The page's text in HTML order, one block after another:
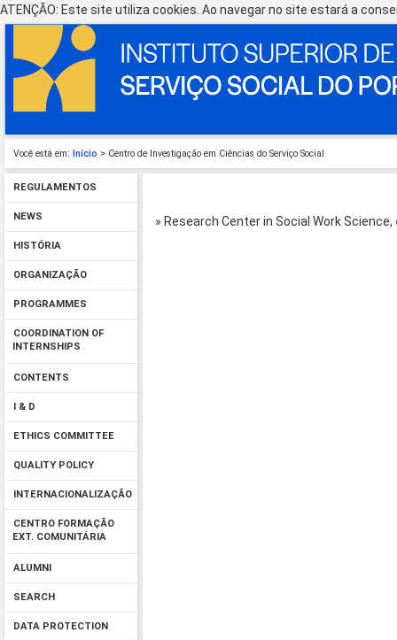
ATENÇÃO: Este site utiliza cookies. Ao navegar no site estará a
Você está em: Início > Centro de Investigação em Ciências do Serviço Social
REGULAMENTOS
NEWS
HISTÓRIA
ORGANIZAÇÃO
PROGRAMMES
COORDINATION OF
INTERNSHIPS
CONTENTS
I & D
ETHICS COMMITTEE
QUALITY POLICY
INTERNACIONALIZAÇÃO
CENTRO FORMAÇÃO
EXT. COMUNITÁRIA
ALUMNI
SEARCH
DATA PROTECTION
» Research Center in Social Work Science,